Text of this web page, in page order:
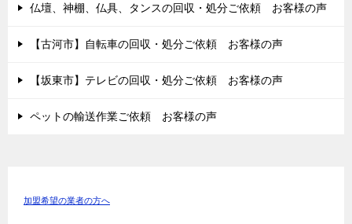
仏壇、神棚、仏具、タンスの回収・処分ご依頼 お客様の声
【古河市】自転車の回収・処分ご依頼 お客様の声
【坂東市】テレビの回収・処分ご依頼 お客様の声
ペットの輸送作業ご依頼 お客様の声
加盟希望の業者の方へ